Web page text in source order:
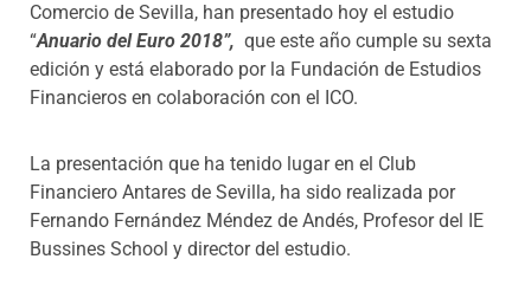
Comercio de Sevilla, han presentado hoy el estudio
“Anuario del Euro 2018”, que este año cumple su sexta
edición y está elaborado por la Fundación de Estudios
Financieros en colaboración con el ICO.
La presentación que ha tenido lugar en el Club
Financiero Antares de Sevilla, ha sido realizada por
Fernando Fernández Méndez de Andés, Profesor del IE
Bussines School y director del estudio.